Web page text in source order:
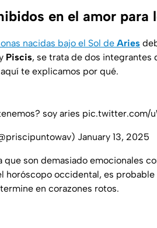
en el amor para
nacidas bajo el Sol de Aries
Piscis, se trata de dos integrantes
te explicamos por qué.
soy aries pic.twitter.com/
January 13, 2025
son demasiado emocionales
horóscopo occidental, es probable
en corazones rotos.